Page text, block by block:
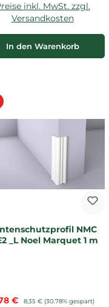
inkl. MwSt. zzgl.
Versandkosten
In den Warenkorb
NMC
_L Noel Marquet 1 m
€ Regulärer Preis:
8,35 € (30.78% gespart)